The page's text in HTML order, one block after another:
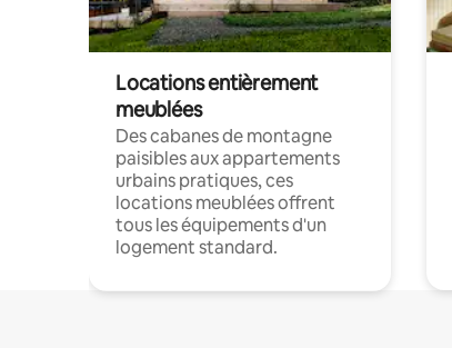
Locations entièrement
meublées
Des cabanes de montagne
paisibles aux appartements
urbains pratiques, ces
locations meublées offrent
tous les équipements d'un
logement standard.